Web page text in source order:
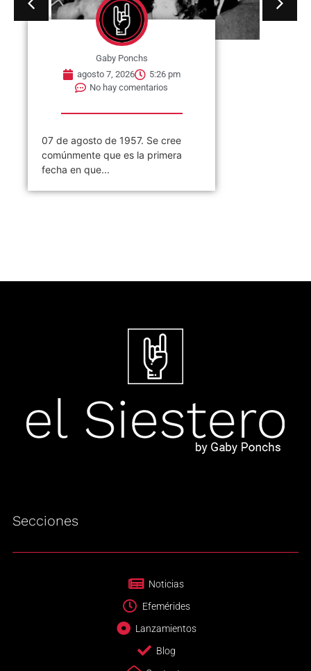
Gaby Ponchs
agosto 7, 2026
5:26 pm
No hay comentarios
07 de agosto de 1957. Se cree
comúnmente que es la primera
fecha en que...
Secciones
Noticias
Efemérides
Lanzamientos
Blog